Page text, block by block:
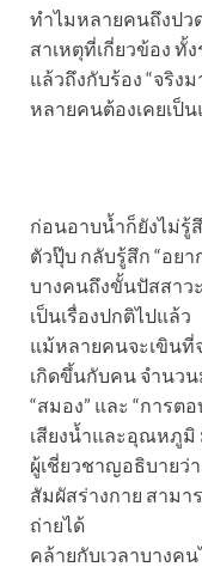
ทำไมหลายคนถึงปว
สาเหตุที่เกี่ยวข้อง ทั้
แล้วถึงกับร้อง “จริงม
หลายคนต้องเคยเป็
ก่อนอาบน้ำก็ยังไม่รู้
ตัวปุ๊บ กลับรู้สึก “อย
บางคนถึงขั้นปัสสาว
เป็นเรื่องปกติไปแล้ว
แม้หลายคนจะเขินที่
เกิดขึ้นกับคน จํานวน
“สมอง” และ “การต
เสียงน้ำและอุณหภูมิ
ผู้เชี่ยวชาญอธิบายว่
สัมผัสร่างกาย สาม
ถ่ายได้
คล้ายกับเวลาบางค